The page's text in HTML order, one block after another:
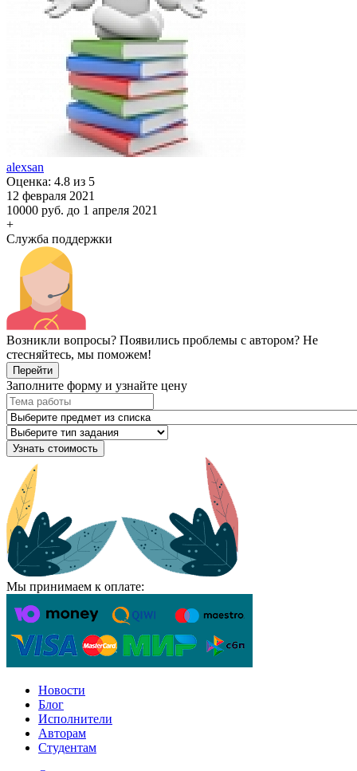
alexsan
Оценка: 4.8 из 5
12 февраля 2021
10000 руб. до 1 апреля 2021
+
Служба поддержки
Возникли вопросы? Появились проблемы с автором? Не
стесняйтесь, мы поможем!
Перейти
Заполните форму и узнайте цену
Узнать стоимость
Мы принимаем к оплате:
Новости
Блог
Исполнители
Авторам
Студентам